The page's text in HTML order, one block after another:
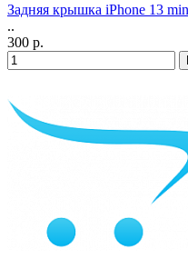
Задняя крышка iPhone 13
..
300 р.